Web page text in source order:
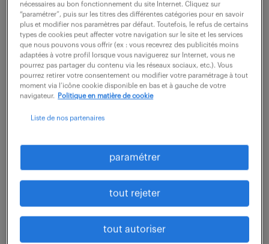
voir l'offre
gestionnaire de patrimoine (f/h)
8 juin 2026
Courbevoie (92) intérim
12 mois
45 000 - 50 000 € / an
Quelles opportunités souhaitez-vous explorer en tant
que Gestionnaire de patrimoine (F/H) ? Intégré·e au
vous contribuerez à...
nécessaires au bon fonctionnement du site Internet. Cliquez sur
“paramétrer”, puis sur les titres des différentes catégories pour en savoir
plus et modifier nos paramètres par défaut. Toutefois, le refus de certains
types de cookies peut affecter votre navigation sur le site et les services
que nous pouvons vous offrir (ex : vous recevrez des publicités moins
adaptées à votre profil lorsque vous naviguerez sur Internet, vous ne
pourrez pas partager du contenu via les réseaux sociaux, etc.). Vous
pourrez retirer votre consentement ou modifier votre paramétrage à tout
moment via l’icône cookie disponible en bas et à gauche de votre
navigateur.
Politique en matière de cookie
Liste de nos partenaires
paramétrer
tout rejeter
tout autoriser